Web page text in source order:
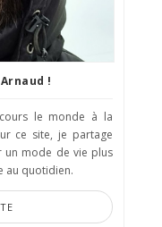
!
le monde à la
ce site, je partage
un mode de vie plus
au quotidien.